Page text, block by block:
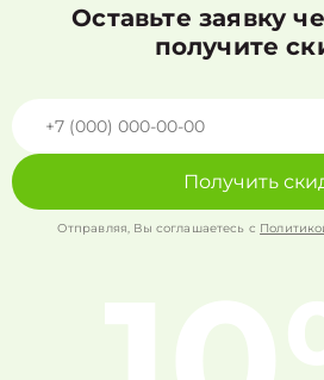
Оставьте заявку
получите
Получить
Отправляя, Вы соглашаетесь с